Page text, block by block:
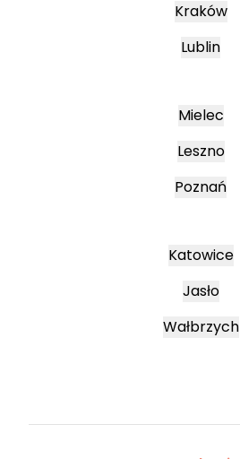
Kraków
Lublin
Mielec
Leszno
Poznań
Katowice
Jasło
Wałbrzych